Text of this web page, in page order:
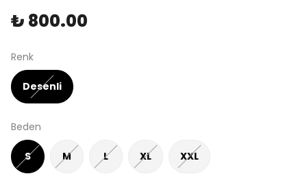
₺ 800.00
Renk
Desenli
Beden
S M L XL XXL